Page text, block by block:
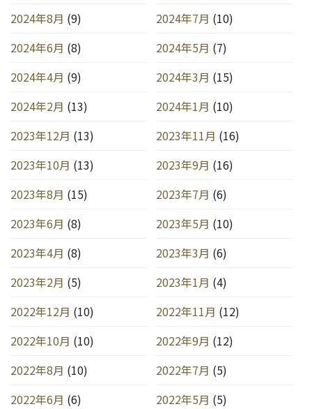
2024年8月 (9) 2024年7月 (10)
2024年6月 (8) 2024年5月 (7)
2024年4月 (9) 2024年3月 (15)
2024年2月 (13) 2024年1月 (10)
2023年12月 (13) 2023年11月 (16)
2023年10月 (13) 2023年9月 (16)
2023年8月 (15) 2023年7月 (6)
2023年6月 (8) 2023年5月 (10)
2023年4月 (8) 2023年3月 (6)
2023年2月 (5) 2023年1月 (4)
2022年12月 (10) 2022年11月 (12)
2022年10月 (10) 2022年9月 (12)
2022年8月 (10) 2022年7月 (5)
2022年6月 (6) 2022年5月 (5)